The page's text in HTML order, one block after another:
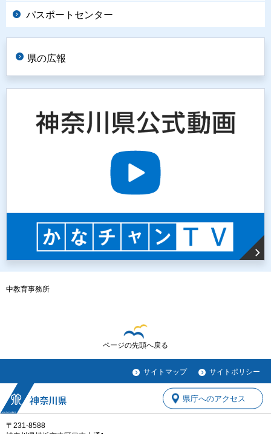
パスポートセンター
県の広報
中教育事務所
ページの先頭へ戻る
サイトマップ サイトポリシー
〒231-8588
県庁へのアクセス